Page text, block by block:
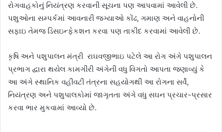
રોગવાહકોનું નિયંત્રણ કરવાની સૂચના પણ આપવામાં આવેલી છે.
પશુઓના સમ્પર્કમાં આવનારી જગ્યાઓ કોંઢ, ગમાણ અને વાહનોની
સફાઇ તેમજ ડિસઇન્ફેકશન કરવા પણ તાકીદ કરવામાં આવેલી છે.
કૃષિ અને પશુપાલન મંત્રી રાઘવજીભાઇ પટેલે આ રોગ અંગે પશુપાલન
પ્રભાગ દ્વારા થયેલ કામગીરી અંગેની વધુ વિગતો આપતા જણાવ્યું કે
આ અંગે સ્થાનિક વહીવટી તંત્રના સહયોગથી આ રોગના સર્વે,
નિયંત્રણ અને પશુપાલકોમાં જાગૃતતા અંગે વધુ સઘન પ્રચાર-પ્રસાર
કરવા ભાર મુકવામાં આવ્યો છે.